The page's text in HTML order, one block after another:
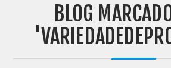
BLOG